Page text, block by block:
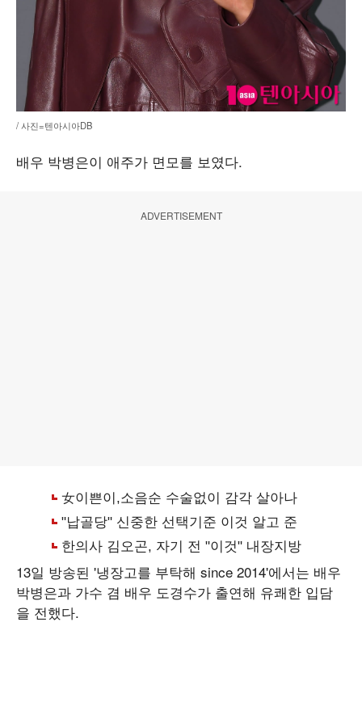
/ 사진=텐아시아DB
배우 박병은이 애주가 면모를 보였다.
ADVERTISEMENT
13일 방송된 '냉장고를 부탁해 since 2014'에서는 배우
박병은과 가수 겸 배우 도경수가 출연해 유쾌한 입담
을 전했다.